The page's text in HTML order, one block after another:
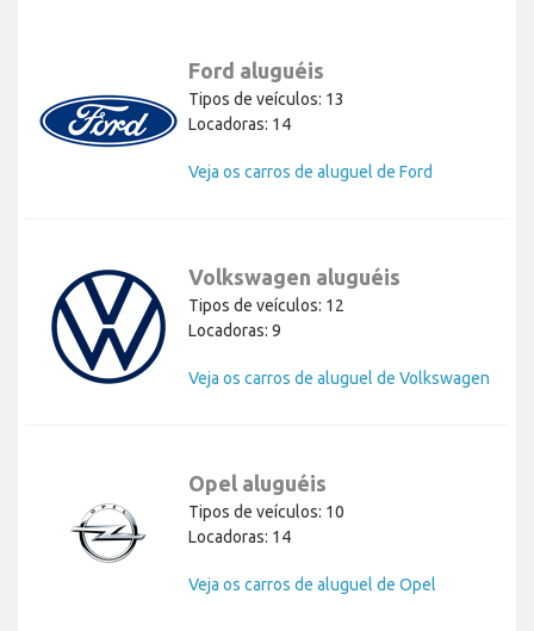
Ford aluguéis
Tipos de veículos: 13
Locadoras: 14
Veja os carros de aluguel de Ford
Volkswagen aluguéis
Tipos de veículos: 12
Locadoras: 9
Veja os carros de aluguel de Volkswagen
Opel aluguéis
Tipos de veículos: 10
Locadoras: 14
Veja os carros de aluguel de Opel